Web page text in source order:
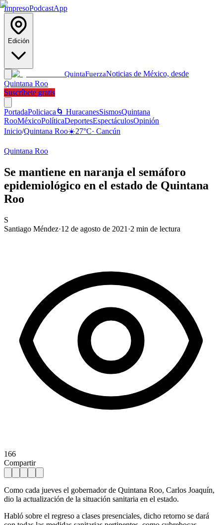
ImpresoPodcastApp
Edición
QuintaFuerzaNoticias de México, desde
Quintana Roo
Suscríbete gratis
PortadaPoliciaca 🌀 HuracanesSismosQuintana
RooMéxicoPolíticaDeportesEspectáculosOpinión
Inicio/Quintana Roo☀️27°C· Cancún
Quintana Roo
Se mantiene en naranja el semáforo
epidemiológico en el estado de Quintana
Roo
S
Santiago Méndez·12 de agosto de 2021 ·2 min de lectura
166
Compartir
Como cada jueves el gobernador de Quintana Roo, Carlos Joaquín,
dio la actualización de la situación sanitaria en el estado.
Habló sobre el regreso a clases presenciales, dicho retorno se dará